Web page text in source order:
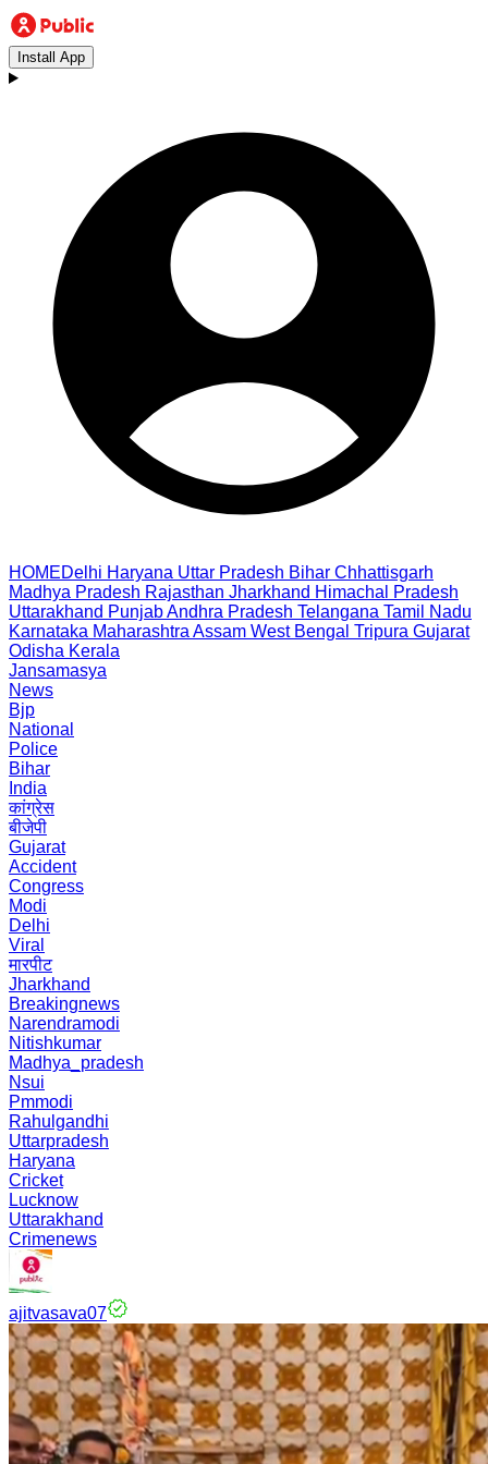
Install App
HOMEDelhi Haryana Uttar Pradesh Bihar Chhattisgarh
Madhya Pradesh Rajasthan Jharkhand Himachal Pradesh
Uttarakhand PunjabAndhra Pradesh Telangana Tamil Nadu
Karnataka Maharashtra Assam West Bengal Tripura Gujarat
Odisha Kerala
Jansamasya
News
Bjp
National
Police
Bihar
India
कांग्रेस
बीजेपी
Gujarat
Accident
Congress
Modi
Delhi
Viral
मारपीट
Jharkhand
Breakingnews
Narendramodi
Nitishkumar
Madhya_pradesh
Nsui
Pmmodi
Rahulgandhi
Uttarpradesh
Haryana
Cricket
Lucknow
Uttarakhand
Crimenews
ajitvasava07